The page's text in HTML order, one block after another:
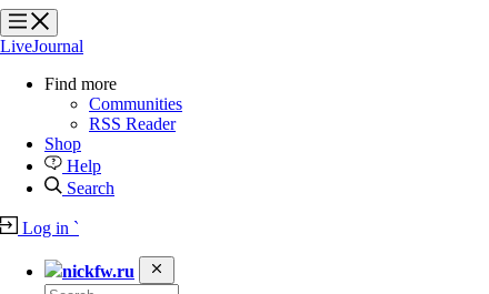
?
?
LiveJournal
Find more
Communities
RSS Reader
Shop
Help
Search
Log in `
nickfw.ru